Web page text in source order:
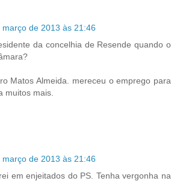
março de 2013 às 21:46
da concelhia de Resende quando o
Matos Almeida. mereceu o emprego para
muitos mais.
março de 2013 às 21:46
em enjeitados do PS. Tenha vergonha na